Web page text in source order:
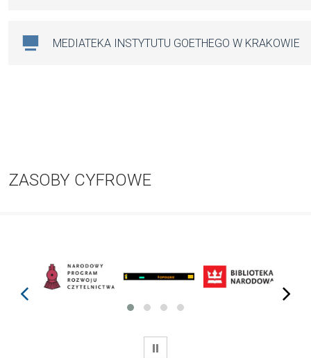
MEDIATEKA INSTYTUTU GOETHEGO W KRAKOWIE
ZASOBY CYFROWE
prev next
WSTRZYMAJ